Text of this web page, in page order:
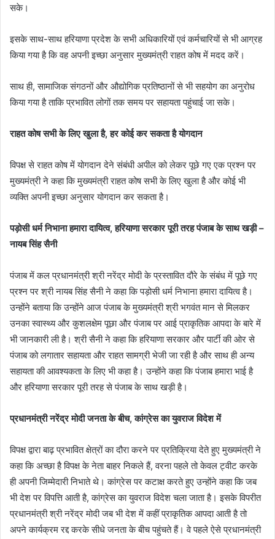
सके।
इसके साथ-साथ हरियाणा प्रदेश के सभी अधिकारियों एवं कर्मचारियों से भी आग्रह
किया गया है कि वह अपनी इच्छा अनुसार मुख्यमंत्री राहत कोष में मदद करें।
साथ ही, सामाजिक संगठनों और औद्योगिक प्रतिष्ठानों से भी सहयोग का अनुरोध
किया गया है ताकि प्रभावित लोगों तक समय पर सहायता पहुंचाई जा सके।
राहत कोष सभी के लिए खुला है,हर कोई कर सकता है योगदान
विपक्ष से राहत कोष में योगदान देने संबंधी अपील को लेकर पूछे गए एक प्रश्न पर
मुख्यमंत्री ने कहा कि मुख्यमंत्री राहत कोष सभी के लिए खुला है और कोई भी
व्यक्ति अपनी इच्छा अनुसार योगदान कर सकता है।
पड़ोसी धर्म निभाना हमारा दायित्व,हरियाणा सरकार पूरी तरह पंजाब के साथ खड़ी –
नायब सिंह सैनी
पंजाब में कल प्रधानमंत्री श्री नरेंद्र मोदी के प्रस्तावित दौरे के संबंध में पूछे गए
प्रश्न पर श्री नायब सिंह सैनी ने कहा कि पड़ोसी धर्म निभाना हमारा दायित्व है।
उन्होंने बताया कि उन्होंने आज पंजाब के मुख्यमंत्री श्री भगवंत मान से मिलकर
उनका स्वास्थ्य और कुशलक्षेम पूछा और पंजाब पर आई प्राकृतिक आपदा के बारे में
भी जानकारी ली है। श्री सैनी ने कहा कि हरियाणा सरकार और पार्टी की ओर से
पंजाब को लगातार सहायता और राहत सामग्री भेजी जा रही है और साथ ही अन्य
सहायता की आवश्यकता के लिए भी कहा है। उन्होंने कहा कि पंजाब हमारा भाई है
और हरियाणा सरकार पूरी तरह से पंजाब के साथ खड़ी है।
प्रधानमंत्री नरेंद्र मोदी जनता के बीच,कांग्रेस का युवराज विदेश में
विपक्ष द्वारा बाढ़ प्रभावित क्षेत्रों का दौरा करने पर प्रतिक्रिया देते हुए मुख्यमंत्री ने
कहा कि अच्छा है विपक्ष के नेता बाहर निकले हैं, वरना पहले तो केवल ट्वीट करके
ही अपनी जिम्मेदारी निभाते थे। कांग्रेस पर कटाक्ष करते हुए उन्होंने कहा कि जब
भी देश पर विपत्ति आती है, कांग्रेस का युवराज विदेश चला जाता है। इसके विपरीत
प्रधानमंत्री श्री नरेंद्र मोदी जब भी देश में कहीं प्राकृतिक आपदा आती है तो
अपने कार्यक्रम रद्द करके सीधे जनता के बीच पहुंचते हैं। वे पहले ऐसे प्रधानमंत्री